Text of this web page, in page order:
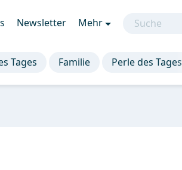
Newsletter Mehr
Tages Familie Perle des Tages